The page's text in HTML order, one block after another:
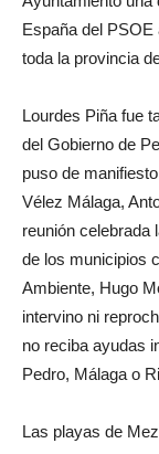
España del
toda la provincia
Lourdes Piña fue
del Gobierno de
puso de
Vélez Málaga,
reunión celebrada
de los municipios
Ambiente, Hugo
intervino ni
no reciba ayudas
Pedro, Málaga o
Las playas de